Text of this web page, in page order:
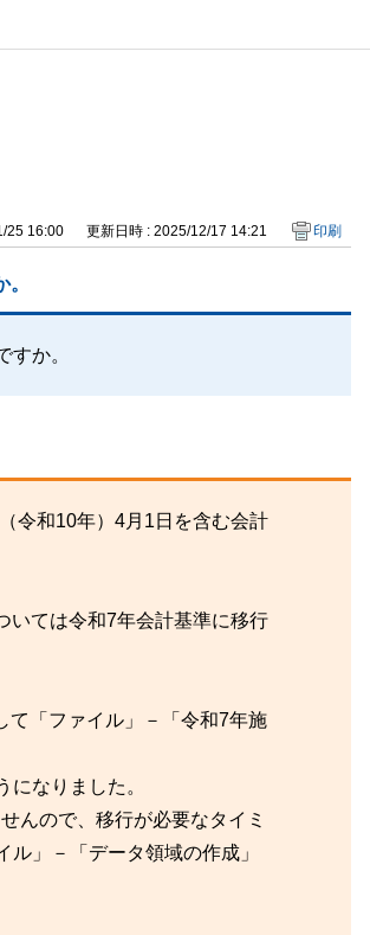
25 16:00 更新日時 : 2025/12/17 14:21 印刷
か。
令和10年）4月1日を含む会計
いては令和7年会計基準に移行
て「ファイル」－「令和7年施
なりました。
んので、移行が必要なタイミ
」－「データ領域の作成」